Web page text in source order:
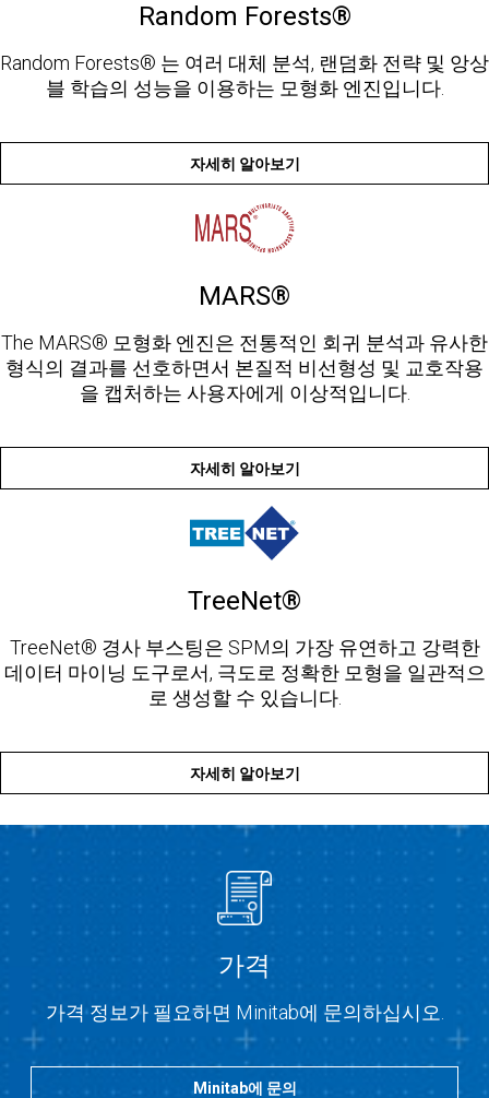
Random Forests®
Random Forests® 는 여러 대체 분석, 랜덤화 전략 및 앙상
블 학습의 성능을 이용하는 모형화 엔진입니다.
자세히 알아보기
MARS®
The MARS® 모형화 엔진은 전통적인 회귀 분석과 유사한
형식의 결과를 선호하면서 본질적 비선형성 및 교호작용
을 캡처하는 사용자에게 이상적입니다.
자세히 알아보기
TreeNet®
TreeNet® 경사 부스팅은 SPM의 가장 유연하고 강력한
데이터 마이닝 도구로서, 극도로 정확한 모형을 일관적으
로 생성할 수 있습니다.
자세히 알아보기
가격
가격 정보가 필요하면 Minitab에 문의하십시오.
Minitab에 문의